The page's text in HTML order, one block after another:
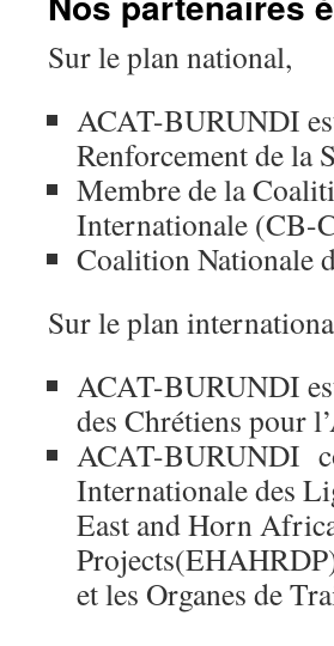
Sur le plan national,
ACAT-BURUNDI
Renforcement de la
Membre de la
Internationale (CB-
Coalition Nationale
Sur le plan
ACAT-BURUNDI
des Chrétiens pour
ACAT-BURUNDI
Internationale des
East and Horn
et les Organes de